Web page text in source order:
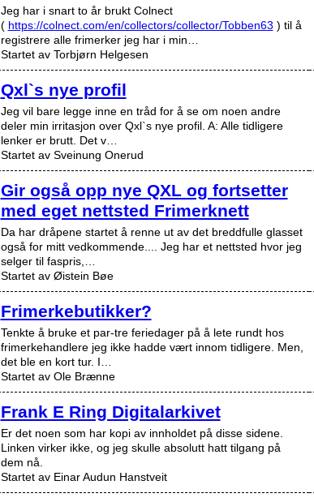
Jeg har i snart to år brukt Colnect
( https://colnect.com/en/collectors/collector/Tobben63 ) til å
registrere alle frimerker jeg har i min…
Startet av Torbjørn Helgesen
Qxl`s nye profil
Jeg vil bare legge inne en tråd for å se om noen andre
deler min irritasjon over Qxl`s nye profil. A: Alle tidligere
lenker er brutt. Det v…
Startet av Sveinung Onerud
Gir også opp nye QXL og fortsetter
med eget nettsted Frimerknett
Da har dråpene startet å renne ut av det breddfulle glasset
også for mitt vedkommende.... Jeg har et nettsted hvor jeg
selger til faspris,…
Startet av Øistein Bøe
Frimerkebutikker?
Tenkte å bruke et par-tre feriedager på å lete rundt hos
frimerkehandlere jeg ikke hadde vært innom tidligere. Men,
det ble en kort tur. I…
Startet av Ole Brænne
Frank E Ring Digitalarkivet
Er det noen som har kopi av innholdet på disse sidene.
Linken virker ikke, og jeg skulle absolutt hatt tilgang på
dem nå.
Startet av Einar Audun Hanstveit